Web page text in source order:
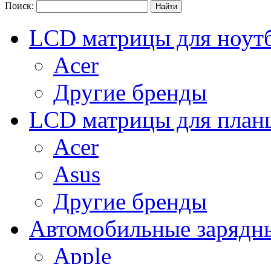
Поиск:
LCD матрицы для
Acer
Другие бренды
LCD матрицы для
Acer
Asus
Другие бренды
Автомобильные
Apple